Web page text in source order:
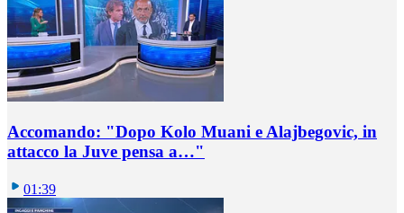
Accomando: "Dopo Kolo Muani e Alajbegovic, in
attacco la Juve pensa a…"
01:39